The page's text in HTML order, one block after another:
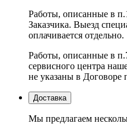
Работы, описанные в
Заказчика. Выезд
оплачивается отдельно.
Работы, описанные в
сервисного центра
не указаны в Договоре
Доставка
Мы предлагаем